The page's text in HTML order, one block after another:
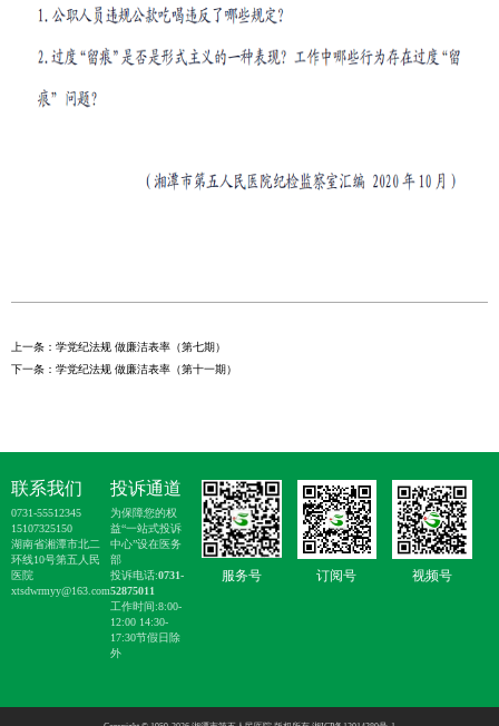
上一条：学党纪法规 做廉洁表率（第七期）
下一条：学党纪法规 做廉洁表率（第十一期）
联系我们
0731-55512345
15107325150
湖南省湘潭市北二
环线10号第五人民
医院
xtsdwrmyy@163.com
投诉通道
为保障您的权
益“一站式投诉
中心”设在医务
部
投诉电话:0731-
52875011
工作时间:8:00-
12:00 14:30-
17:30节假日除
外
服务号 订阅号 视频号